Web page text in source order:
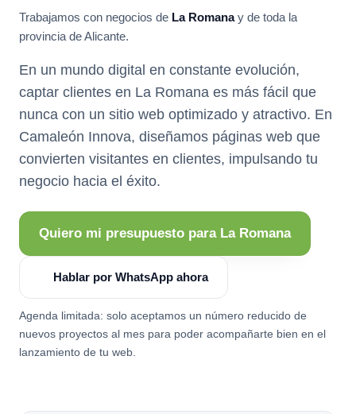
Trabajamos con negocios de La Romanay de toda la
provincia de Alicante.
En un mundo digital en constante evolución,
captar clientes en La Romana es más fácil que
nunca con un sitio web optimizado y atractivo. En
Camaleón Innova, diseñamos páginas web que
convierten visitantes en clientes, impulsando tu
negocio hacia el éxito.
Quiero mi presupuesto para La Romana
Hablar por WhatsApp ahora
Agenda limitada: solo aceptamos un número reducido de
nuevos proyectos al mes para poder acompañarte bien en el
lanzamiento de tu web.